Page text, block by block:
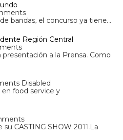
bandas, el concurso ya tiene…
Región Central
presentación a la Prensa. Como
Disabled
food service y
CASTING SHOW 2011.La